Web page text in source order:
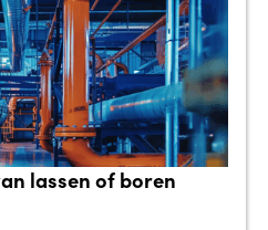
lassen of boren